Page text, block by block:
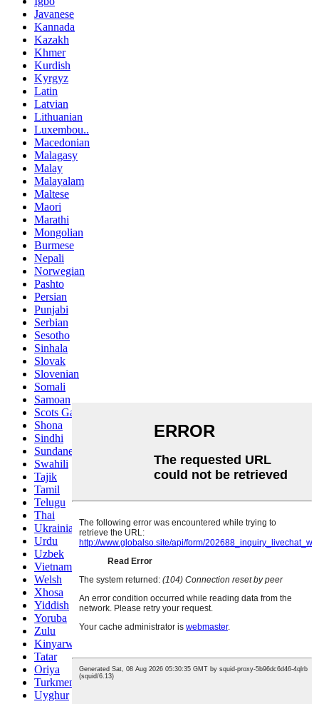
Javanese
Kannada
Kazakh
Khmer
Kurdish
Kyrgyz
Latin
Latvian
Lithuanian
Luxembou..
Macedonian
Malagasy
Malay
Malayalam
Maltese
Maori
Marathi
Mongolian
Burmese
Nepali
Norwegian
Pashto
Persian
Punjabi
Serbian
Sesotho
Sinhala
Slovak
Slovenian
Somali
Samoan
Scots Gaelic
Shona
Sindhi
Sundanese
Swahili
Tajik
Tamil
Telugu
Thai
Ukrainian
Urdu
Uzbek
Vietnamese
Welsh
Xhosa
Yiddish
Yoruba
Zulu
Kinyarwanda
Tatar
Oriya
Turkmen
Uyghur